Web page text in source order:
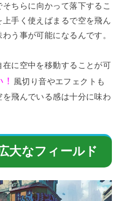
そちらに向かって落下するこ
手く使えばまるで空を飛ん
う事が可能になるんです。
在に空中を移動することが可
風切り音やエフェクトも
飛んでいる感は十分に味わ
大なフィールド